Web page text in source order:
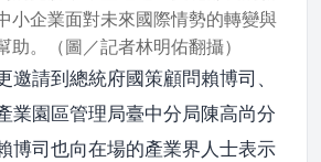
小企業面對未來國際情勢的轉變與
助。（圖／記者林明佑翻攝）
邀請到總統府國策顧問賴博司、
業園區管理局臺中分局陳高尚分
博司也向在場的產業界人士表示